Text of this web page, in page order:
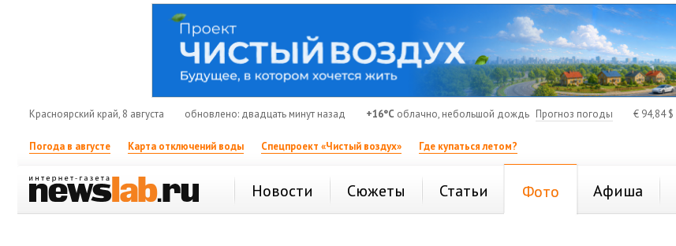
Красноярский край, 8 августа обновлено: двадцать минут назад +16°C облачно, небольшой дождь Прогноз погоды € 94,84$
Погода в августе Карта отключений воды Спецпроект «Чистый воздух» Где купаться летом?
Новости Сюжеты Статьи Фото Афиша